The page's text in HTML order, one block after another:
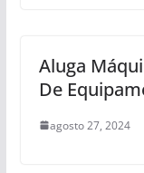
Aluga
De
agosto 27, 2024